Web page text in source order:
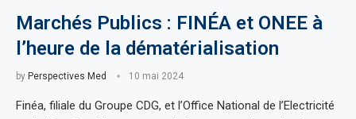
Marchés Publics : FINÉA et ONEE à
l’heure de la dématérialisation
by Perspectives Med 10 mai 2024
Finéa, filiale du Groupe CDG, et l’Office National de l’Electricité